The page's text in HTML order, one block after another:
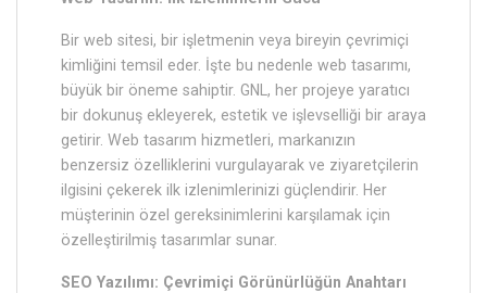
Bir web sitesi, bir işletmenin veya bireyin çevrimiçi
kimliğini temsil eder. İşte bu nedenle web tasarımı,
büyük bir öneme sahiptir. GNL, her projeye yaratıcı
bir dokunuş ekleyerek, estetik ve işlevselliği bir araya
getirir. Web tasarım hizmetleri, markanızın
benzersiz özelliklerini vurgulayarak ve ziyaretçilerin
ilgisini çekerek ilk izlenimlerinizi güçlendirir. Her
müşterinin özel gereksinimlerini karşılamak için
özelleştirilmiş tasarımlar sunar.
SEO Yazılımı: Çevrimiçi Görünürlüğün Anahtarı